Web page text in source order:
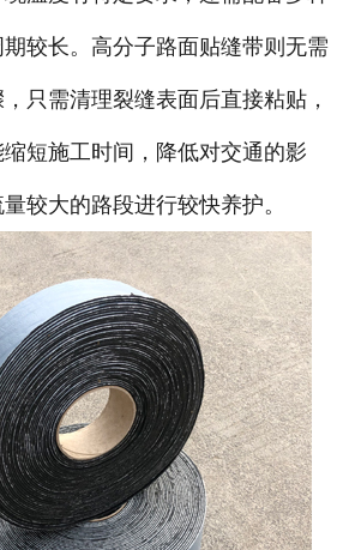
较长。高分子路面贴缝带则无需
只需清理裂缝表面后直接粘贴，
短施工时间，降低对交通的影
较大的路段进行较快养护。